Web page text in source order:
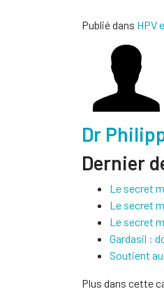
Publié dans HPV
Dr
Dernier
Le secret
Le secret
Le secret
Gardasil :
Soutient
Plus dans cette